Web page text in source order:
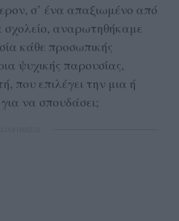
σ’ ένα απαξιωμένο από
σχολείο, αναρωτηθήκαμε
κάθε προσωπικής
ψυχικής παρουσίας,
που επιλέγει την μια ή
να σπουδάσει;